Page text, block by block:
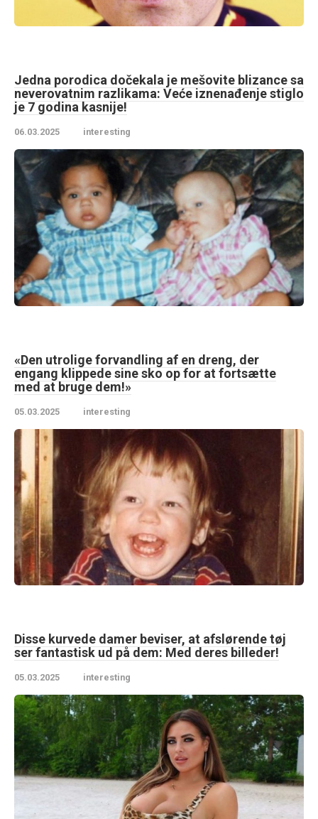
Jedna porodica dočekala je mešovite blizance sa
neverovatnim razlikama: Veće iznenađenje stiglo
je 7 godina kasnije!
06.03.2025 interesting
«Den utrolige forvandling af en dreng, der
engang klippede sine sko op for at fortsætte
med at bruge dem!»
05.03.2025 interesting
Disse kurvede damer beviser, at afslørende tøj
ser fantastisk ud på dem: Med deres billeder!
05.03.2025 interesting